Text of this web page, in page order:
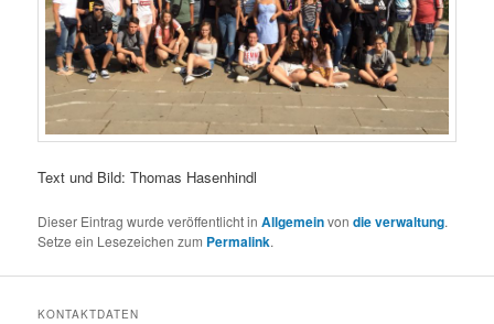
Text und Bild: Thomas Hasenhindl
Dieser Eintrag wurde veröffentlicht inAllgemeinvondie verwaltung.
Setze ein Lesezeichen zum Permalink.
KONTAKTDATEN